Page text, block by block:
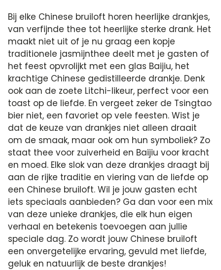
Bij elke Chinese bruiloft horen heerlijke drankjes,
van verfijnde thee tot heerlijke sterke drank. Het
maakt niet uit of je nu graag een kopje
traditionele jasmijnthee deelt met je gasten of
het feest opvrolijkt met een glas Baijiu, het
krachtige Chinese gedistilleerde drankje. Denk
ook aan de zoete Litchi-likeur, perfect voor een
toast op de liefde. En vergeet zeker de Tsingtao
bier niet, een favoriet op vele feesten. Wist je
dat de keuze van drankjes niet alleen draait
om de smaak, maar ook om hun symboliek? Zo
staat thee voor zuiverheid en Baijiu voor kracht
en moed. Elke slok van deze drankjes draagt bij
aan de rijke traditie en viering van de liefde op
een Chinese bruiloft. Wil je jouw gasten echt
iets speciaals aanbieden? Ga dan voor een mix
van deze unieke drankjes, die elk hun eigen
verhaal en betekenis toevoegen aan jullie
speciale dag. Zo wordt jouw Chinese bruiloft
een onvergetelijke ervaring, gevuld met liefde,
geluk en natuurlijk de beste drankjes!